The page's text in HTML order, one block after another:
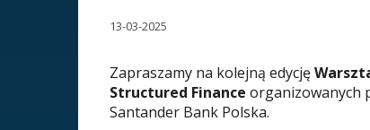
13-03-2025
Zapraszamy na kolejną edycję
Structured Finance organizowanych
Santander Bank Polska.